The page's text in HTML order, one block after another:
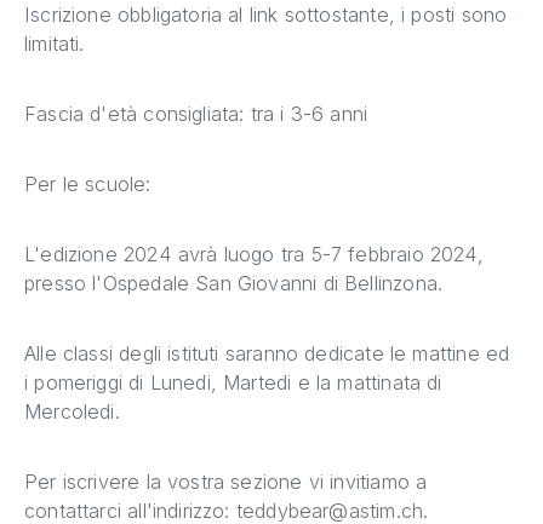
Iscrizione obbligatoria al link sottostante, i posti sono
limitati.
Fascia d'età consigliata: tra i 3-6 anni
Per le scuole:
L'edizione 2024 avrà luogo tra 5-7 febbraio 2024,
presso l'Ospedale San Giovanni di Bellinzona.
Alle classi degli istituti saranno dedicate le mattine ed
i pomeriggi di Lunedi, Martedi e la mattinata di
Mercoledi.
Per iscrivere la vostra sezione vi invitiamo a
contattarci all'indirizzo: teddybear@astim.ch.